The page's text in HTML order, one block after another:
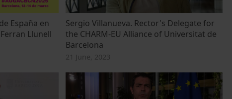
España en
Llunell
Sergio Villanueva. Rector's Delegate for
the CHARM-EU Alliance of Universitat de
Barcelona
21 June, 2023